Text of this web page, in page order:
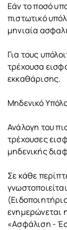
Εάν το ποσό
πιστωτικό
μηνιαία
Για τους
τρέχουσα
εκκαθάρισης.
Μηδενικό
Ανάλογη του
τρέχουσες
μηδενικής
Σε κάθε
ενημερώνεται
«Ασφάλιση -